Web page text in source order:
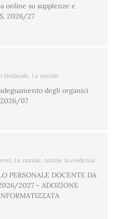
online su supplenze e
2026/27
Sindacale Le notizie
degli organici
07
Le notizie notizie in evidenza
PERSONALE DOCENTE DA
2027 – ADOZIONE